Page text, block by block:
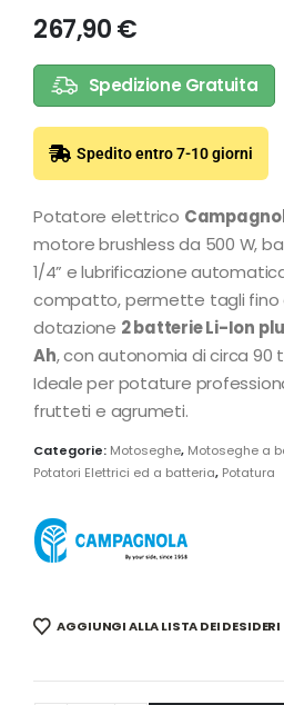
267,90€
Spedizione Gratuita
Spedito entro 7-10 giorni
Potatore elettrico
motore brushless da 500 W,
1/4” e lubrificazione
compatto, permette tagli fino
dotazione 2 batterie Li-Ion
Ah, con autonomia di circa 90
Ideale per potature
frutteti e agrumeti.
Categorie: Motoseghe, Motoseghe a
Potatori Elettrici ed a batteria, Potatura
AGGIUNGI ALLA LISTA DEI DESIDERI